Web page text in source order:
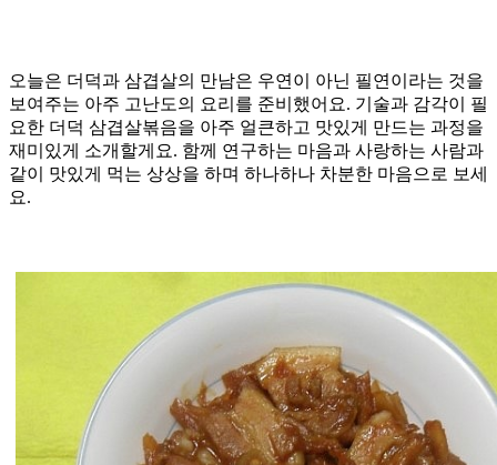
오늘은 더덕과 삼겹살의 만남은 우연이 아닌 필연이라는 것을
보여주는 아주 고난도의 요리를 준비했어요. 기술과 감각이 필
요한 더덕 삼겹살볶음을 아주 얼큰하고 맛있게 만드는 과정을
재미있게 소개할게요. 함께 연구하는 마음과 사랑하는 사람과
같이 맛있게 먹는 상상을 하며 하나하나 차분한 마음으로 보세
요.